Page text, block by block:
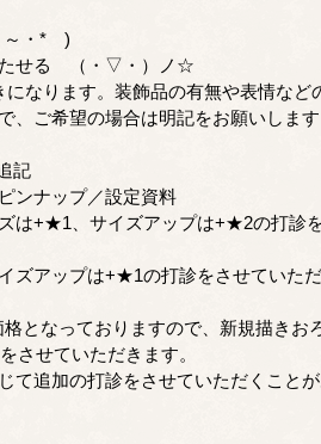
～・* )
る （・▽・）ノ☆
になります。装飾品の有無や表情など
、ご希望の場合は明記をお願いしま
記
ンナップ／設定資料
は+★1、サイズアップは+★2の打診
ズアップは+★1の打診をさせていた
格となっておりますので、新規描きお
させていただきます。
て追加の打診をさせていただくこと